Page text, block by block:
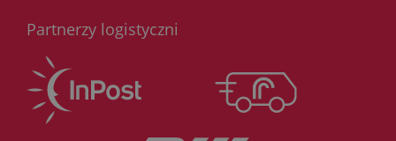
Partnerzy logistyczni